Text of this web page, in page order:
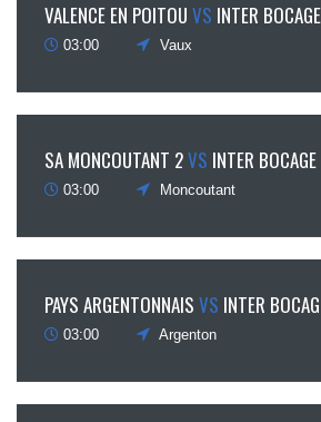
VALENCE EN POITOU VS INTER
03:00 Vaux
SA MONCOUTANT 2VS INTER
03:00 Moncoutant
PAYS ARGENTONNAIS VS INTER
03:00 Argenton